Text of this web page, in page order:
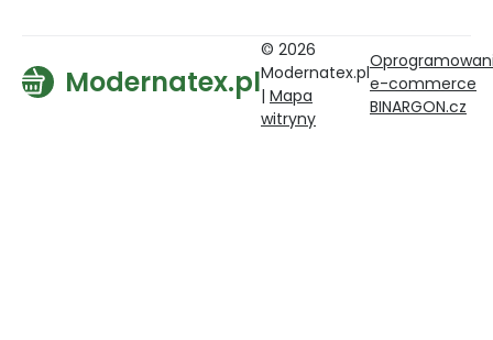
Modernatex.pl
© 2026
Modernatex.pl
| Mapa
witryny
e-commerce
BINARGON.cz